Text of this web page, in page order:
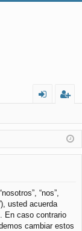
nt
ifi
rs
e
ist
ra
“nos”,
usted acuerda
En caso contrario
cambiar estos